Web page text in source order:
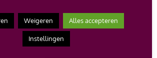
Weigeren Alles accepteren
Instellingen